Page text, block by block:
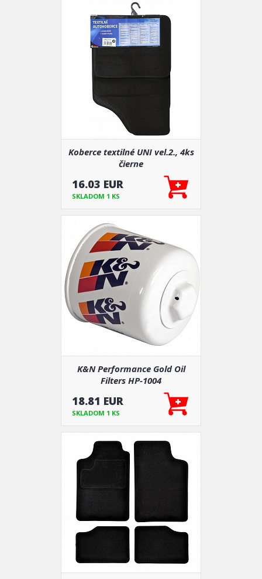
Koberce textilné UNI vel.2., 4ks
čierne
16.03 EUR
SKLADOM 1 KS
K&N Performance Gold Oil
Filters HP-1004
18.81 EUR
SKLADOM 1 KS